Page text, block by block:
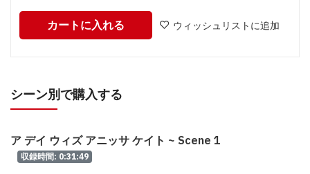
カートに入れる ウィッシュリストに追加
シーン別で購入する
ア デイ ウィズ アニッサ ケイト ~ Scene 1
収録時間: 0:31:49